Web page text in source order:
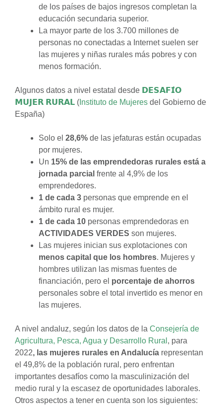
de los países de bajos ingresos completan la
educación secundaria superior.
La mayor parte de los 3.700 millones de
personas no conectadas a Internet suelen ser
las mujeres y niñas rurales más pobres y con
menos formación.
Algunos datos a nivel estatal desde 𝗗𝗘𝗦𝗔𝗙𝗜́𝗢
𝗠𝗨𝗝𝗘𝗥 𝗥𝗨𝗥𝗔𝗟 ( Instituto de Mujeres del Gobierno de
España)
Solo el 28,6% de las jefaturas están ocupadas
por mujeres.
Un 15% de las emprendedoras rurales está a
jornada parcial frente al 4,9% de los
emprendedores.
1 de cada 3 personas que emprende en el
ámbito rural es mujer.
1 de cada 10 personas emprendedoras en
ACTIVIDADES VERDES son mujeres.
Las mujeres inician sus explotaciones con
menos capital que los hombres. Mujeres y
hombres utilizan las mismas fuentes de
financiación, pero el porcentaje de ahorros
personales sobre el total invertido es menor en
las mujeres.
A nivel andaluz, según los datos de la Consejería de
Agricultura, Pesca, Agua y Desarrollo Rural , para
2022, las mujeres rurales en Andalucía representan
el 49,8% de la población rural, pero enfrentan
importantes desafíos como la masculinización del
medio rural y la escasez de oportunidades laborales.
Otros aspectos a tener en cuenta son los siguientes: